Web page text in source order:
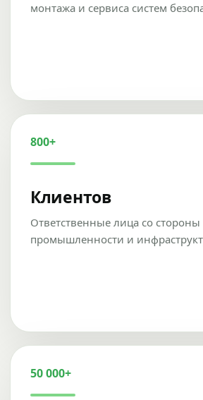
монтажа и сервиса систем
800+
Клиентов
Ответственные лица со стороны
промышленности и
50 000+